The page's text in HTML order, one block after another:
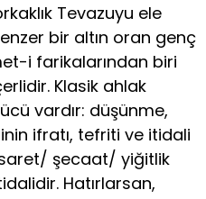
Tevazuyu ele
bir altın oran genç
i farikalarından biri
Klasik ahlak
vardır: düşünme,
ifratı, tefriti ve itidali
şecaat/ yiğitlik
Hatırlarsan,